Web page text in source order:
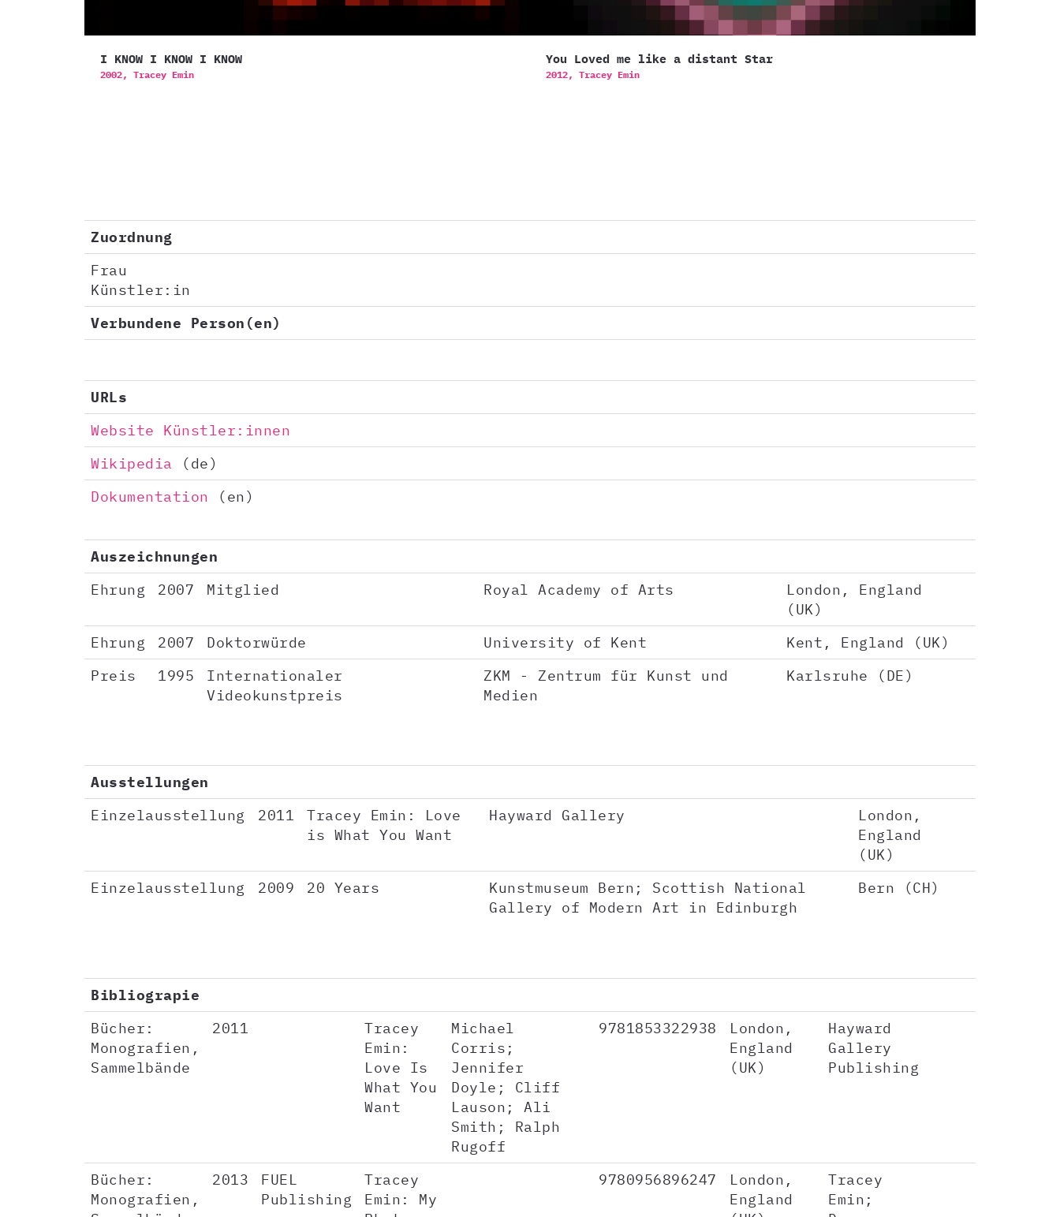
I KNOW I KNOW I KNOW
2002, Tracey Emin
You Loved me like a distant Star
2012, Tracey Emin
Zuordnung
Frau
Künstler:in
Verbundene Person(en)
URLs
Website Künstler:innen
Wikipedia (de)
Dokumentation (en)
Auszeichnungen
Ehrung
2007 Mitglied Royal Academy of Arts
London, England
(UK)
Ehrung
2007 Doktorwürde University of Kent
Kent, England (UK)
Preis
1995
Internationaler
Videokunstpreis
ZKM - Zentrum für Kunst und
Medien
Karlsruhe (DE)
Ausstellungen
Einzelausstellung
2011
Tracey Emin: Love
is What You Want
Hayward Gallery
London,
England
(UK)
Einzelausstellung
2009 20 Years
Kunstmuseum Bern; Scottish National
Gallery of Modern Art in Edinburgh
Bern (CH)
Bibliograpie
Bücher:
Monografien,
Sammelbände
2011
Tracey
Emin:
Love Is
What You
Want
Michael
Corris;
Jennifer
Doyle; Cliff
Lauson; Ali
Smith; Ralph
Rugoff
9781853322938
London,
England
(UK)
Hayward
Gallery
Publishing
Bücher:
Monografien,
2013
FUEL
Publishing
Tracey
Emin: My
9780956896247
London,
England
Tracey
Emin;